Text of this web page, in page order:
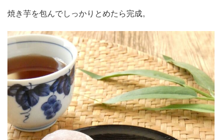
焼き芋を包んでしっかりとめたら完成。